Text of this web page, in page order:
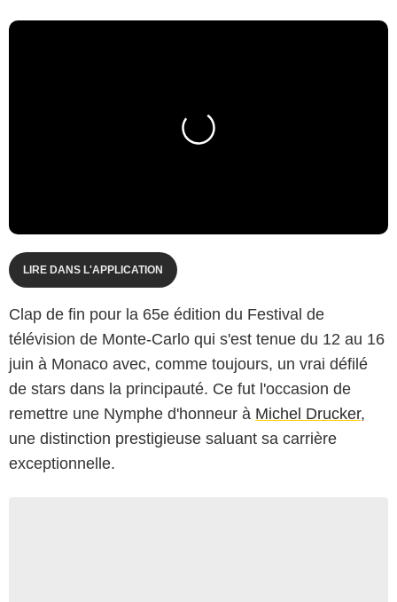
LIRE DANS L'APPLICATION
Clap de fin pour la 65e édition du Festival de
télévision de Monte-Carlo qui s'est tenue du 12 au 16
juin à Monaco avec, comme toujours, un vrai défilé
de stars dans la principauté. Ce fut l'occasion de
remettre une Nymphe d'honneur à Michel Drucker,
une distinction prestigieuse saluant sa carrière
exceptionnelle.